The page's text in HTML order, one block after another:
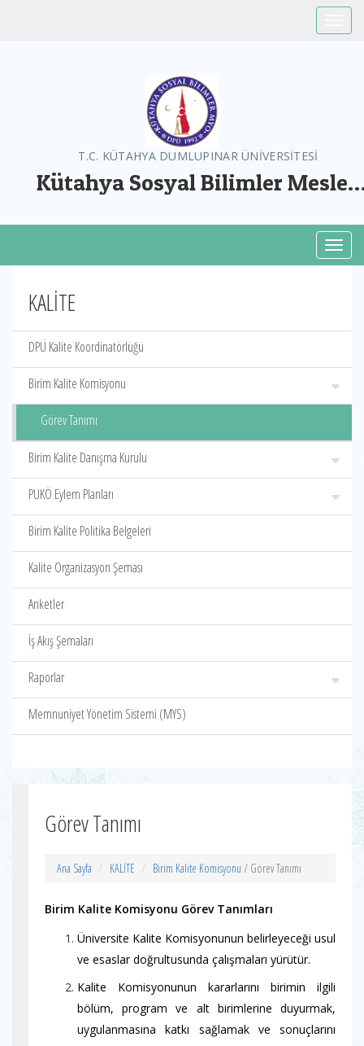
T.C. KÜTAHYA DUMLUPINAR ÜNİVERSİTESİ
Kütahya Sosyal Bilimler Meslek
KALİTE
DPÜ Kalite Koordinatörlüğü
Birim Kalite Komisyonu
Görev Tanımı
Birim Kalite Danışma Kurulu
PUKÖ Eylem Planları
Birim Kalite Politika Belgeleri
Kalite Organizasyon Şeması
Anketler
İş Akış Şemaları
Raporlar
Memnuniyet Yönetim Sistemi (MYS)
Görev Tanımı
Ana Sayfa KALİTE Birim Kalite Komisyonu / Görev Tanımı
Birim Kalite Komisyonu Görev Tanımları
Üniversite Kalite Komisyonunun belirleyeceği usul
ve esaslar doğrultusunda çalışmaları yürütür.
Kalite Komisyonunun kararlarını birimin ilgili
bölüm, program ve alt birimlerine duyurmak,
uygulanmasına katkı sağlamak ve sonuçlarını